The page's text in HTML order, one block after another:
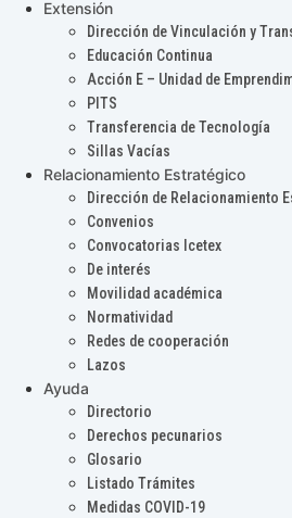
Extensión
Dirección de Vinculación y
Educación Continua
Acción E – Unidad de
PITS
Transferencia de Tecnología
Sillas Vacías
Relacionamiento Estratégico
Dirección de Relacionamiento
Convenios
Convocatorias Icetex
De interés
Movilidad académica
Normatividad
Redes de cooperación
Lazos
Ayuda
Directorio
Derechos pecunarios
Glosario
Listado Trámites
Medidas COVID-19